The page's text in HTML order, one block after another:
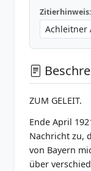
Zitierhinweis:
ZUM GELEIT.
Ende April
Nachricht zu,
von Bayern
über